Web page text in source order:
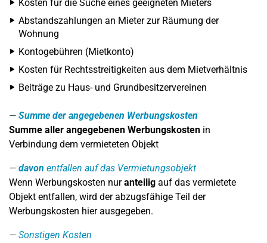
Kosten für die Suche eines geeigneten Mieters
Abstandszahlungen an Mieter zur Räumung der
Wohnung
Kontogebühren (Mietkonto)
Kosten für Rechtsstreitigkeiten aus dem Mietverhältnis
Beiträge zu Haus- und Grundbesitzervereinen
Summe der angegebenen Werbungskosten
Summe aller angegebenen Werbungskosten in
Verbindung dem vermieteten Objekt
davon entfallen auf das Vermietungsobjekt
Wenn Werbungskosten nuranteilig auf das vermietete
Objekt entfallen, wird der abzugsfähige Teil der
Werbungskosten hier ausgegeben.
Sonstigen Kosten